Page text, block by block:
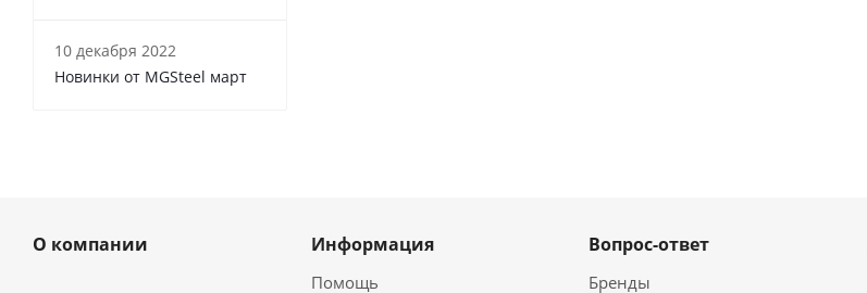
10 декабря 2022
Новинки от MGSteel март
О компании Информация
Помощь
Вопрос-ответ
Бренды